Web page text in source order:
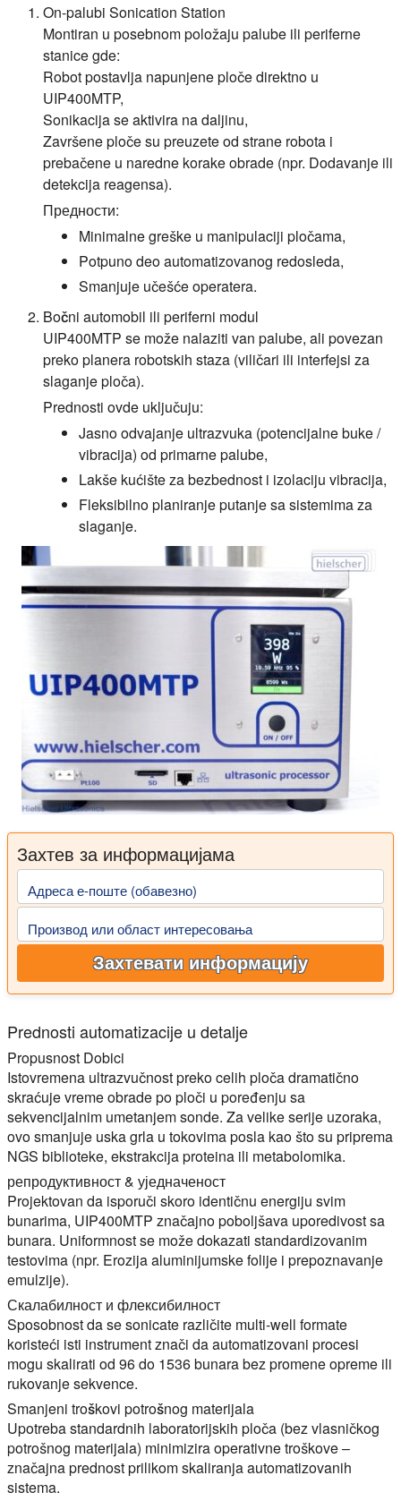
On-palubi Sonication Station
Montiran u posebnom položaju palube ili periferne
stanice gde:
Robot postavlja napunjene ploče direktno u
UIP400MTP,
Sonikacija se aktivira na daljinu,
Završene ploče su preuzete od strane robota i
prebačene u naredne korake obrade (npr. Dodavanje ili
detekcija reagensa).
Предности:
Minimalne greške u manipulaciji pločama,
Potpuno deo automatizovanog redosleda,
Smanjuje učešće operatera.
Bočni automobil ili periferni modul
UIP400MTP se može nalaziti van palube, ali povezan
preko planera robotskih staza (viličari ili interfejsi za
slaganje ploča).
Prednosti ovde uključuju:
Jasno odvajanje ultrazvuka (potencijalne buke /
vibracija) od primarne palube,
Lakše kućište za bezbednost i izolaciju vibracija,
Fleksibilno planiranje putanje sa sistemima za
slaganje.
Захтев за информацијама
Адреса е-поште (обавезно)
Производ или област интересовања
Захтевати информацију
Prednosti automatizacije u detalje
Propusnost Dobici
Istovremena ultrazvučnost preko celih ploča dramatično
skraćuje vreme obrade po ploči u poređenju sa
sekvencijalnim umetanjem sonde. Za velike serije uzoraka,
ovo smanjuje uska grla u tokovima posla kao što su priprema
NGS biblioteke, ekstrakcija proteina ili metabolomika.
репродуктивност & уједначеност
Projektovan da isporuči skoro identičnu energiju svim
bunarima, UIP400MTP značajno poboljšava uporedivost sa
bunara. Uniformnost se može dokazati standardizovanim
testovima (npr. Erozija aluminijumske folije i prepoznavanje
emulzije).
Скалабилност и флексибилност
Sposobnost da se sonicate različite multi-well formate
koristeći isti instrument znači da automatizovani procesi
mogu skalirati od 96 do 1536 bunara bez promene opreme ili
rukovanje sekvence.
Smanjeni troškovi potrošnog materijala
Upotreba standardnih laboratorijskih ploča (bez vlasničkog
potrošnog materijala) minimizira operativne troškove –
značajna prednost prilikom skaliranja automatizovanih
sistema.